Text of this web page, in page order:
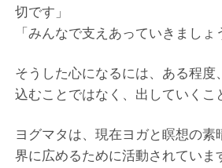
切です」
「みんなで支えあっていきましょ
そうした心になるには、ある程度
込むことではなく、出していくこ
ヨグマタは、現在ヨガと瞑想の素
界に広めるために活動されていま